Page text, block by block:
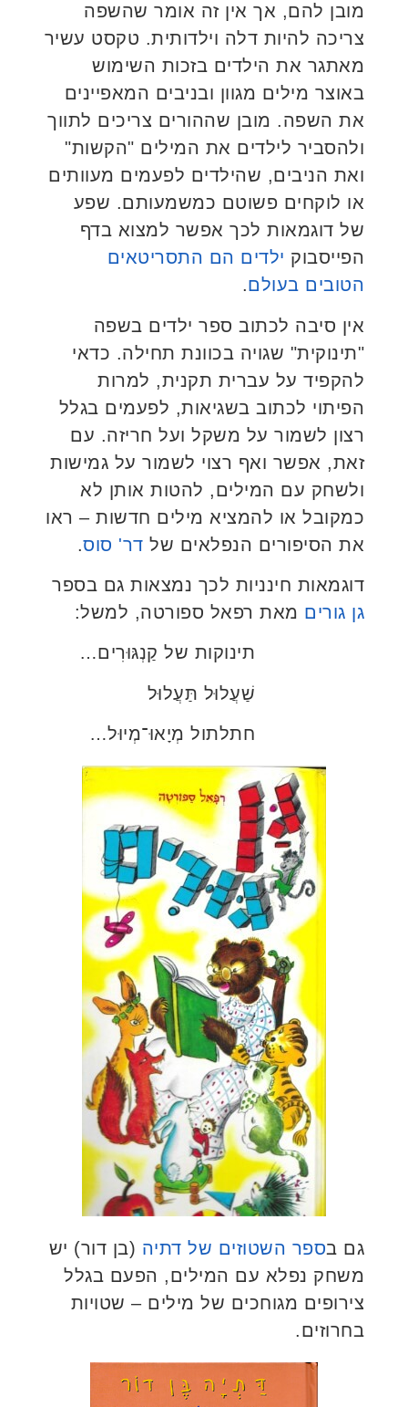
מובן להם, אך אין זה אומר שהשפה
צריכה להיות דלה וילדותית. טקסט עשיר
מאתגר את הילדים בזכות השימוש
באוצר מילים מגוון ובניבים המאפיינים
את השפה. מובן שההורים צריכים לתווך
ולהסביר לילדים את המילים "הקשות"
ואת הניבים, שהילדים לפעמים מעוותים
או לוקחים פשוטם כמשמעותם. שפע
של דוגמאות לכך אפשר למצוא בדף
הפייסבוק ילדים הם התסריטאים
הטובים בעולם.
אין סיבה לכתוב ספר ילדים בשפה
"תינוקית" שגויה בכוונת תחילה. כדאי
להקפיד על עברית תקנית, למרות
הפיתוי לכתוב בשגיאות, לפעמים בגלל
רצון לשמור על משקל ועל חריזה. עם
זאת, אפשר ואף רצוי לשמור על גמישות
ולשחק עם המילים, להטות אותן לא
כמקובל או להמציא מילים חדשות – ראו
את הסיפורים הנפלאים של דר' סוס.
דוגמאות חינניות לכך נמצאות גם בספר
גן גורים מאת רפאל ספורטה, למשל:
תינוקות של קַנְגּוּרִים…
שַׁעֲלוּל תַּעֲלוּל
חתלתול מְיָאוּ־מְיוּל…
גם בספר השטוזים של דתיה (בן דור) יש
משחק נפלא עם המילים, הפעם בגלל
צירופים מגוחכים של מילים – שטויות
בחרוזים.